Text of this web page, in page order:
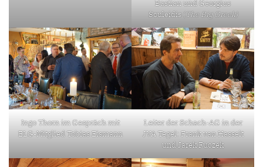
Bastian und Georgius
Souleidis (The Big Greek)
Ingo Thorn im Gespräch mit
ELG-Mitglied Tobias Eismann
Leiter der Schach-AG in der
JVA Tegel: Frank van Hasselt
und Jarek Fuczek